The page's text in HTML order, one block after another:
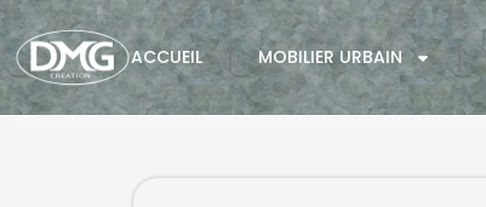
ACCUEIL MOBILIER URBAIN